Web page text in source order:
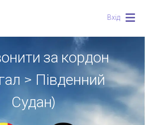
Вхід
за кордон
> Південний
Судан)